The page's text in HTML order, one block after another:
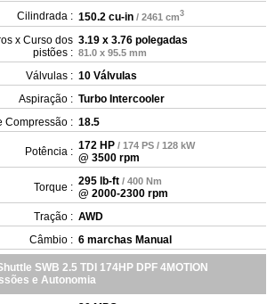
Cilindrada : 150.2 cu-in / 2461 cm3
x Curso dos
pistões :
3.19 x 3.76 polegadas
81.0 x 95.5 mm
Válvulas : 10 Válvulas
Aspiração : Turbo Intercooler
Compressão : 18.5
Potência : 172 HP / 174 PS / 128 kW
@ 3500 rpm
Torque : 295 lb-ft / 400 Nm
@ 2000-2300 rpm
Tração : AWD
Câmbio : 6 marchas Manual
SWB 2.5 TDI 174HP DPF 4MOTION
e Autonomia